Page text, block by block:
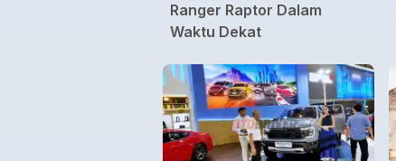
Ranger Raptor Dalam
Waktu Dekat